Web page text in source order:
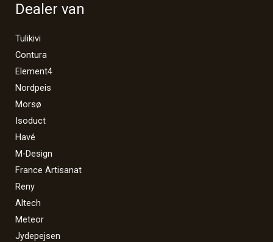
Dealer van
Tulikivi
Contura
Element4
Nordpeis
Morsø
Isoduct
Havé
M-Design
France Artisanat
Reny
Altech
Meteor
Jydepejsen